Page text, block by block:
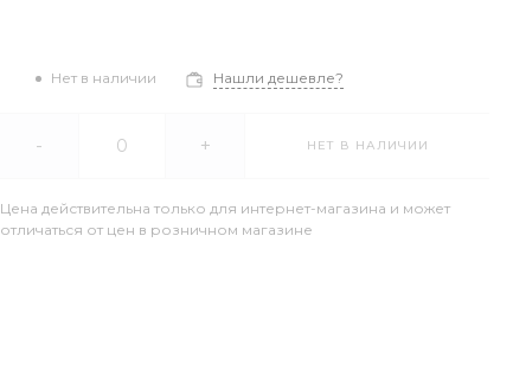
Нет в наличии Нашли дешевле?
- + НЕТ В НАЛИЧИИ
Цена действительна только для интернет-магазина и может
отличаться от цен в розничном магазине